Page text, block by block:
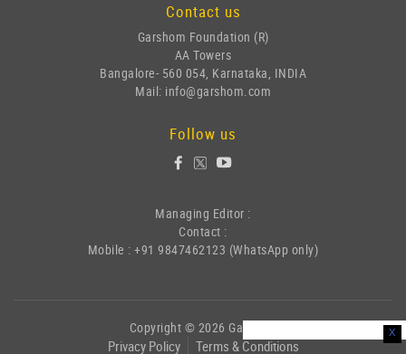
Contact us
Garshom Foundation (R)
AA Towers
Bangalore- 560 054, Karnataka, INDIA
Mail: info@garshom.com
Follow us
Managing Editor :
Contact :
Mobile : +91 9847462123 (WhatsApp only)
Copyright © 2026 Garshom
Privacy Policy Terms & Conditions
x